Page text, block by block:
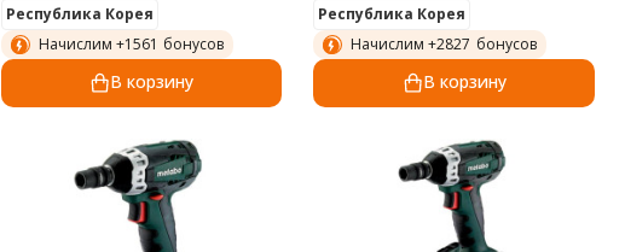
Республика Корея
Начислим +1561 бонусов
В корзину
Республика Корея
Начислим +2827 бонусов
В корзину